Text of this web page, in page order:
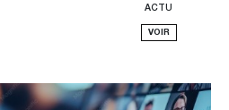
ACTU
VOIR